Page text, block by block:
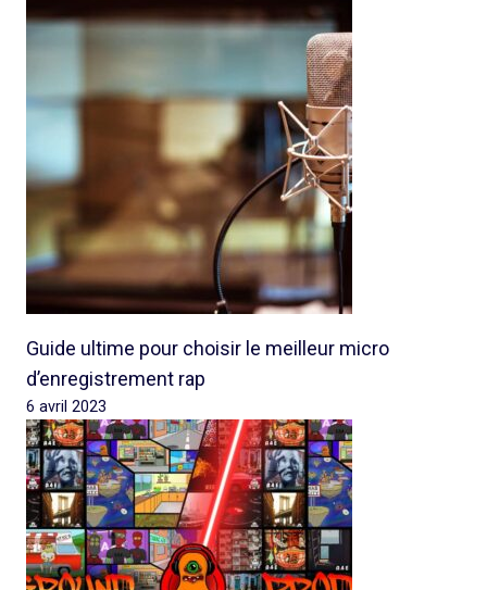
Guide ultime pour choisir le meilleur micro
d’enregistrement rap
6 avril 2023